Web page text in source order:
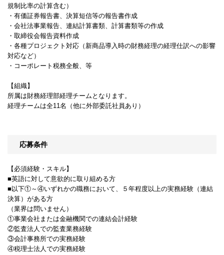
規制比率の計算含む）
・有価証券報告書、決算短信等の報告書作成
・会社法事業報告、連結計算書類、計算書類等の作成
・取締役会報告資料作成
・各種プロジェクト対応（新商品導入時の財務経理の経理仕訳への影響
対応など）
・コーポレート税務全般、等
【組織】
所属は財務経理部経理チームとなります。
経理チームは全11名（他に外部委託社員あり）
応募条件
【必須経験・スキル】
■英語に対して意欲的に取り組める方
■以下①～④いずれかの職務において、５年程度以上の実務経験（連結
決算）がある方
（業界は問いません）
①事業会社または金融機関での連結会計経験
②監査法人での監査業務経験
③会計事務所での実務経験
④税理士法人での実務経験